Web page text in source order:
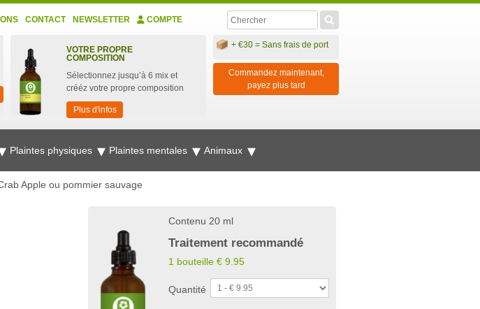
CONTACT NEWSLETTER COMPTE
VOTRE PROPRE
COMPOSITION
Sélectionnez jusqu’à 6 mix et
crééz votre propre composition
Plus d'infos
+ €30 = Sans frais de port
Commandez maintenant,
payez plus tard
Plaintes physiques Plaintes mentales Animaux
Apple ou pommier sauvage
Contenu 20 ml
Traitement recommandé
1 bouteille € 9.95
Quantité